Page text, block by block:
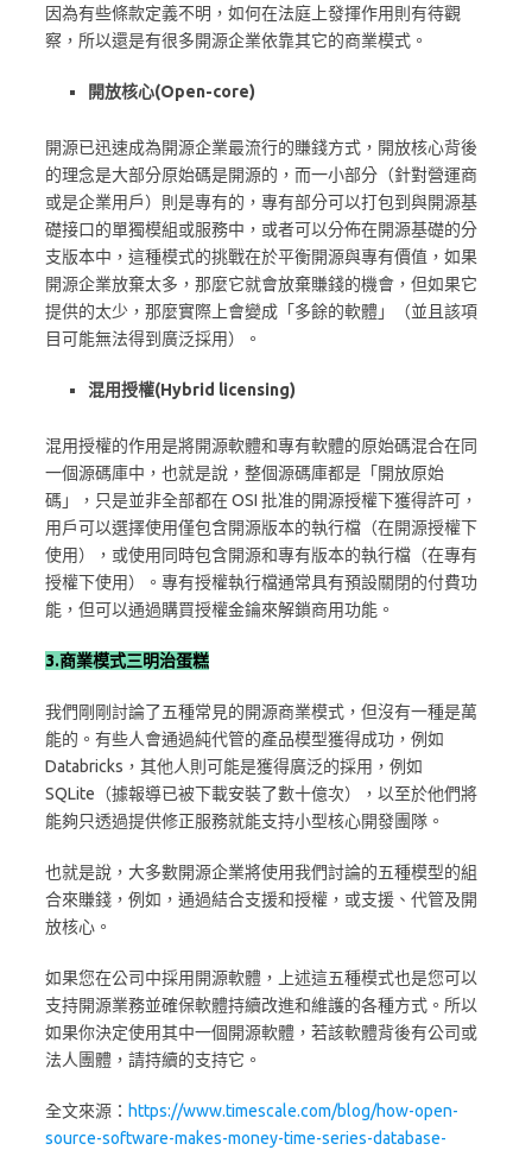
因為有些條款定義不明，如何在法庭上發揮作用則有待觀
察，所以還是有很多開源企業依靠其它的商業模式。
開放核心(Open-core)
開源已迅速成為開源企業最流行的賺錢方式，開放核心背後
的理念是大部分原始碼是開源的，而一小部分（針對營運商
或是企業用戶）則是專有的，專有部分可以打包到與開源基
礎接口的單獨模組或服務中，或者可以分佈在開源基礎的分
支版本中，這種模式的挑戰在於平衡開源與專有價值，如果
開源企業放棄太多，那麼它就會放棄賺錢的機會，但如果它
提供的太少，那麼實際上會變成「多餘的軟體」（並且該項
目可能無法得到廣泛採用）。
混用授權(Hybrid licensing)
混用授權的作用是將開源軟體和專有軟體的原始碼混合在同
一個源碼庫中，也就是說，整個源碼庫都是「開放原始
碼」，只是並非全部都在 OSI 批准的開源授權下獲得許可，
用戶可以選擇使用僅包含開源版本的執行檔（在開源授權下
使用），或使用同時包含開源和專有版本的執行檔（在專有
授權下使用）。專有授權執行檔通常具有預設關閉的付費功
能，但可以通過購買授權金鑰來解鎖商用功能。
3.商業模式三明治蛋糕
我們剛剛討論了五種常見的開源商業模式，但沒有一種是萬
能的。有些人會通過純代管的產品模型獲得成功，例如
Databricks，其他人則可能是獲得廣泛的採用，例如
SQLite（據報導已被下載安裝了數十億次），以至於他們將
能夠只透過提供修正服務就能支持小型核心開發團隊。
也就是說，大多數開源企業將使用我們討論的五種模型的組
合來賺錢，例如，通過結合支援和授權，或支援、代管及開
放核心。
如果您在公司中採用開源軟體，上述這五種模式也是您可以
支持開源業務並確保軟體持續改進和維護的各種方式。所以
如果你決定使用其中一個開源軟體，若該軟體背後有公司或
法人團體，請持續的支持它。
全文來源： https://www.timescale.com/blog/how-open-
source-software-makes-money-time-series-database-